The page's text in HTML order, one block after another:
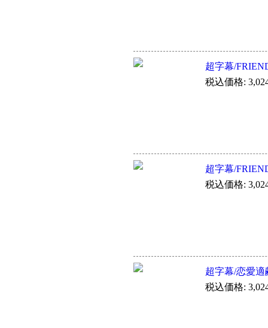
超字幕/
税込価格:
超字幕/
税込価格:
超字幕/恋愛適
税込価格: